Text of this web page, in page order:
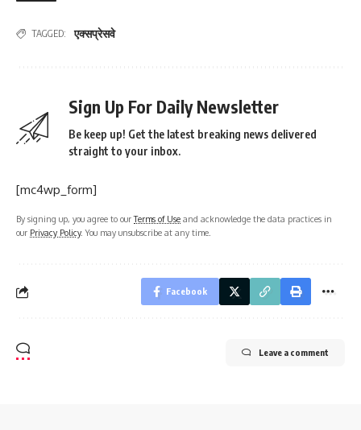
TAGGED: एक्सप्रेसवे
Sign Up For Daily Newsletter
Be keep up! Get the latest breaking news delivered
straight to your inbox.
[mc4wp_form]
By signing up, you agree to ourTerms of Use and acknowledge the data practices in
our Privacy Policy. You may unsubscribe at any time.
Facebook
Leave a comment